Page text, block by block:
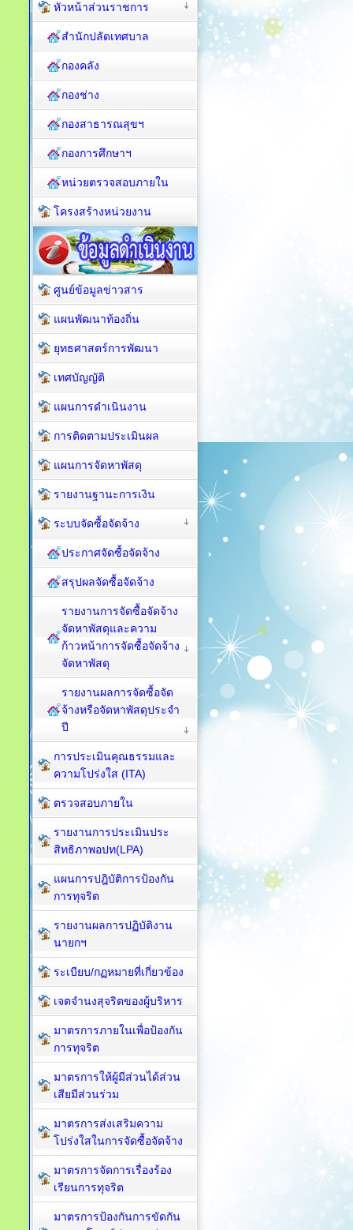
หัวหน้าส่วนราชการ
สำนักปลัดเทศบาล
กองคลัง
กองช่าง
กองสาธารณสุขฯ
กองการศึกษาฯ
หน่วยตรวจสอบภายใน
โครงสร้างหน่วยงาน
ศูนย์ข้อมูลข่าวสาร
แผนพัฒนาท้องถิ่น
ยุทธศาสตร์การพัฒนา
เทศบัญญัติ
แผนการดำเนินงาน
การติดตามประเมินผล
แผนการจัดหาพัสดุ
รายงานฐานะการเงิน
ระบบจัดซื้อจัดจ้าง
ประกาศจัดซื้อจัดจ้าง
สรุปผลจัดซื้อจัดจ้าง
รายงานการจัดซื้อจัดจ้าง
จัดหาพัสดุและความ
ก้าวหน้าการจัดซื้อจัดจ้าง
จัดหาพัสดุ
รายงานผลการจัดซื้อจัด
จ้างหรือจัดหาพัสดุประจำ
ปี
การประเมินคุณธรรมและ
ความโปร่งใส (ITA)
ตรวจสอบภายใน
รายงานการประเมินประ
สิทธิภาพอปท(LPA)
แผนการปฎิบัติการป้องกัน
การทุจริต
รายงานผลการปฏิบัติงาน
นายกฯ
ระเบียบ/กฏหมายที่เกี่ยวข้อง
เจตจำนงสุจริตของผู้บริหาร
มาตรการภายในเพื่อป้องกัน
การทุจริต​
มาตรการให้ผู้มีส่วนได้ส่วน
เสียมีส่วนร่วม
มาตรการส่งเสริมความ
โปร่งใสในการจัดซื้อจัดจ้าง
มาตรการจัดการเรื่องร้อง
เรียนการทุจริต
มาตรการป้องกันการขัดกัน